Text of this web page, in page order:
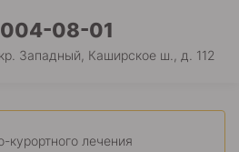
08-01
Западный, Каширское ш., д. 112
курортного лечения